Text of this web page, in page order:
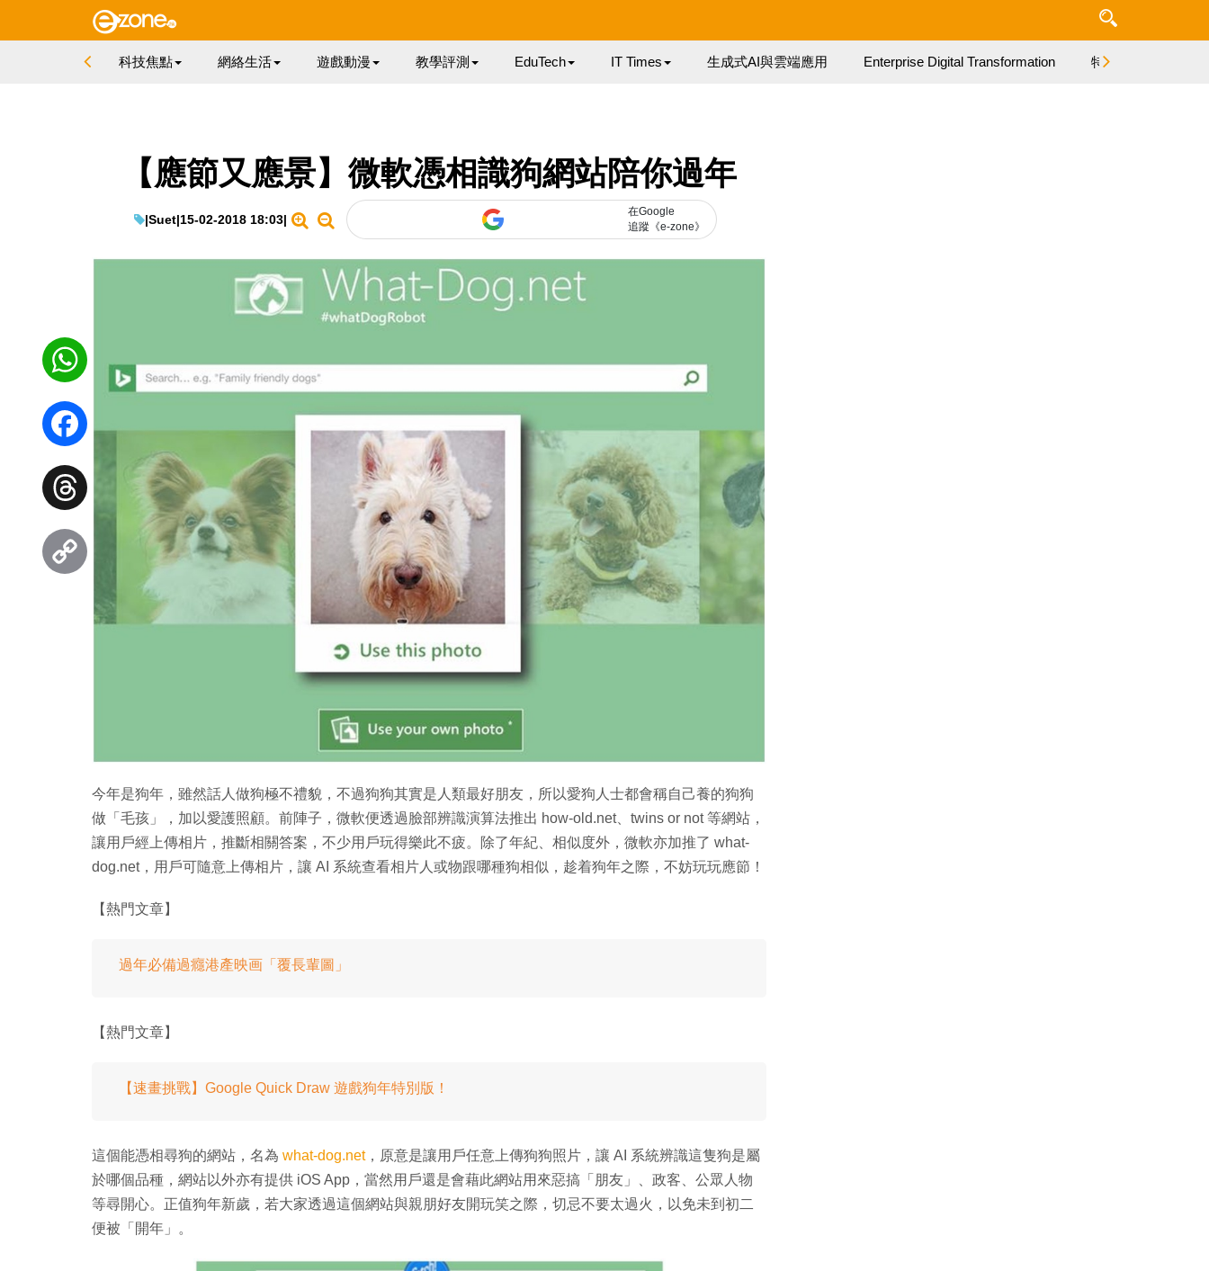
科技焦點 網絡生活 遊戲動漫 教學評測 EduTech IT Times 生成式AI與雲端應用 Enterprise Digital Transformation 特集
【應節又應景】微軟憑相識狗網站陪你過年
|Suet|15-02-2018 18:03|
在Google
追蹤《e-zone》
今年是狗年，雖然話人做狗極不禮貌，不過狗狗其實是人類最好朋友，所以愛狗人士都會稱自己養的狗狗
做「毛孩」，加以愛護照顧。前陣子，微軟便透過臉部辨識演算法推出 how-old.net、twins or not 等網站，
讓用戶經上傳相片，推斷相關答案，不少用戶玩得樂此不疲。除了年紀、相似度外，微軟亦加推了 what-
dog.net，用戶可隨意上傳相片，讓 AI 系統查看相片人或物跟哪種狗相似，趁着狗年之際，不妨玩玩應節！
【熱門文章】
過年必備過癮港產映画「覆長輩圖」
【熱門文章】
【速畫挑戰】Google Quick Draw 遊戲狗年特別版！
這個能憑相尋狗的網站，名為 what-dog.net，原意是讓用戶任意上傳狗狗照片，讓 AI 系統辨識這隻狗是屬
於哪個品種，網站以外亦有提供 iOS App，當然用戶還是會藉此網站用來惡搞「朋友」、政客、公眾人物
等尋開心。正值狗年新歲，若大家透過這個網站與親朋好友開玩笑之際，切忌不要太過火，以免未到初二
便被「開年」。
WhatsApp
Facebook
Threads
Copy